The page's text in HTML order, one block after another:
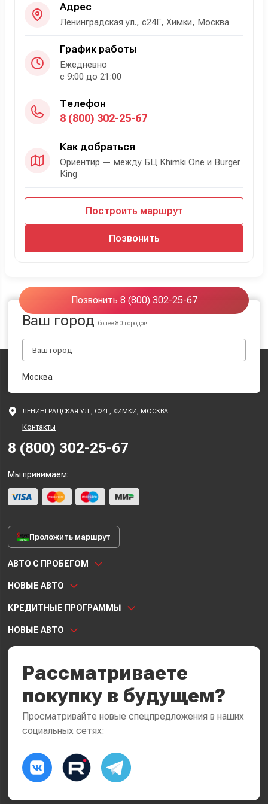
Адрес
Ленинградская ул., с24Г, Химки, Москва
График работы
Ежедневно
с 9:00 до 21:00
Телефон
8 (800) 302-25-67
Как добраться
Ориентир — между БЦ Khimki One и Burger
King
Построить маршрут
Позвонить
Позвонить 8 (800) 302-25-67
Ваш городболее 80 городов
Москва
ЛЕНИНГРАДСКАЯ УЛ., С24Г, ХИМКИ, МОСКВА
Контакты
8 (800) 302-25-67
Мы принимаем:
Проложить маршрут
АВТО С ПРОБЕГОМ
НОВЫЕ АВТО
КРЕДИТНЫЕ ПРОГРАММЫ
НОВЫЕ АВТО
Рассматриваете
покупку в будущем?
Просматривайте новые спецпредложения в наших
социальных сетях: